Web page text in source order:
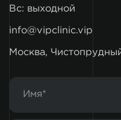
Вс: выходной
info@vipclinic.vip
Москва,